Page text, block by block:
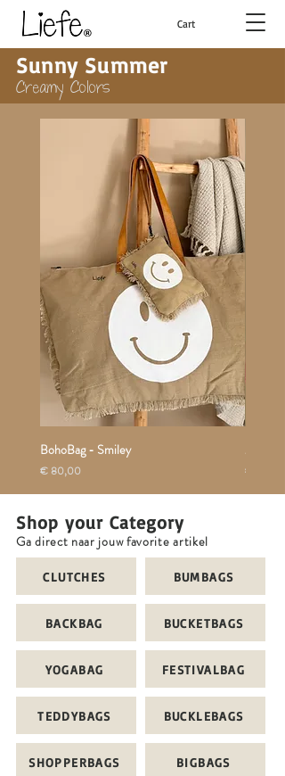
Cart
Sunny Summer
Creamy Colors
BohoBag - Smiley
Prijs
€ 80,00 Prijs
€ 58,00
Shop your Category
Ga direct naar jouw favorite artikel
CLUTCHES BUMBAGS
BACKBAG BUCKETBAGS
YOGABAG FESTIVALBAG
TEDDYBAGS BUCKLEBAGS
SHOPPERBAGS BIGBAGS